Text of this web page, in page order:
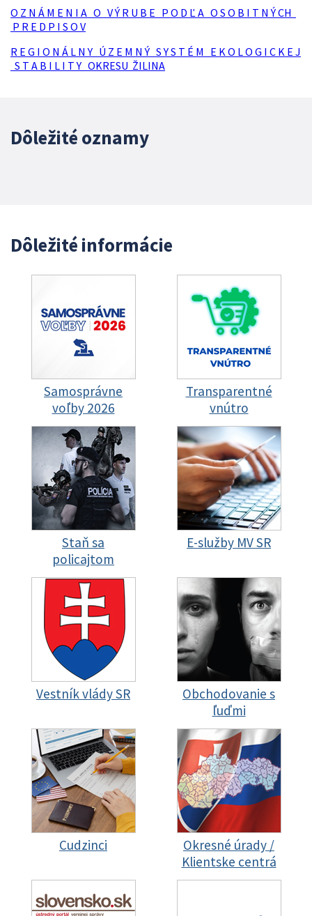
O Z N Á M E N I A O V Ý R U B E P O D Ľ A O S O B I T N Ý CH
P R E D P I S O V
R E G I O N Á L N Y Ú Z E M N Ý S Y S T É M E K O L O G I C K E J
S T A B I L I T Y OKRESU ŽILINA
Dôležité oznamy
Dôležité informácie
Samosprávne
voľby 2026
Transparentné
vnútro
Staň sa
policajtom
E-služby MV SR
Vestník vlády SR
Obchodovanie s
ľuďmi
Cudzinci
Okresné úrady /
Klientske centrá